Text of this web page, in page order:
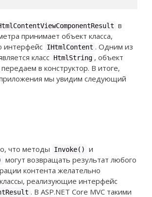
в
принимает объект класса,
интерфейс IHtmlContent . Одним из
класс HtmlString , объект
в конструктор. В итоге,
приложения мы увидим следующий
что методы Invoke() и
могут возвращать результат любого
контента желательно
реализующие интерфейс
. В ASP.NET Core MVC такими